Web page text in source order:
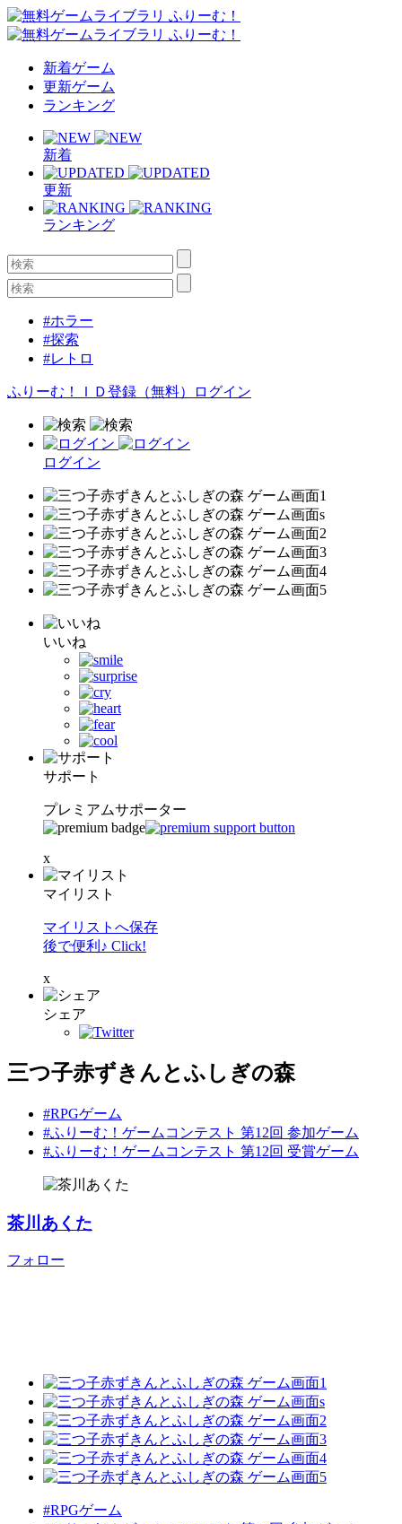
新着ゲーム
更新ゲーム
ランキング
新着
更新
ランキング
#ホラー
#探索
#レトロ
ふりーむ！ＩＤ登録（無料） ログイン
ログイン
いいね
サポート
プレミアムサポーター
x
マイリスト
マイリストへ保存
後で便利♪ Click!
x
シェア
三つ子赤ずきんとふしぎの森
#RPGゲーム
#ふりーむ！ゲームコンテスト 第12回 参加ゲーム
#ふりーむ！ゲームコンテスト 第12回 受賞ゲーム
茶川あくた
フォロー
#RPGゲーム